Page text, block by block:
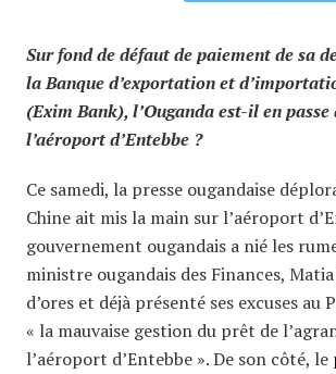
Sur fond de défaut de paiement de sa
la Banque d’exportation et
(Exim Bank), l’Ouganda est-il en passe
l’aéroport d’Entebbe ?
Ce samedi, la presse ougandaise
Chine ait mis la main sur l’aéroport
gouvernement ougandais a nié les
ministre ougandais des Finances, Matia
d’ores et déjà présenté ses excuses au
« la mauvaise gestion du prêt de
l’aéroport d’Entebbe ». De son côté, le